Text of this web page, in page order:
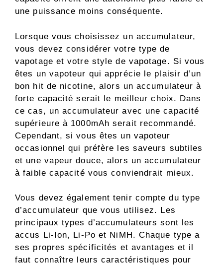
une puissance moins conséquente.
Lorsque vous choisissez un accumulateur,
vous devez considérer votre type de
vapotage et votre style de vapotage. Si vous
êtes un vapoteur qui apprécie le plaisir d’un
bon hit de nicotine, alors un accumulateur à
forte capacité serait le meilleur choix. Dans
ce cas, un accumulateur avec une capacité
supérieure à 1000mAh serait recommandé.
Cependant, si vous êtes un vapoteur
occasionnel qui préfère les saveurs subtiles
et une vapeur douce, alors un accumulateur
à faible capacité vous conviendrait mieux.
Vous devez également tenir compte du type
d’accumulateur que vous utilisez. Les
principaux types d’accumulateurs sont les
accus Li-Ion, Li-Po et NiMH. Chaque type a
ses propres spécificités et avantages et il
faut connaître leurs caractéristiques pour